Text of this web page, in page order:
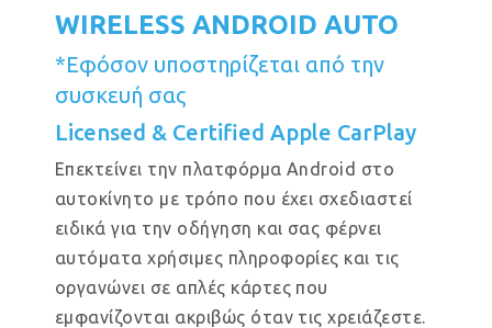
WIRELESS ANDROID AUTO
*Εφόσον υποστηρίζεται από την
συσκευή σας
Licensed & Certified Apple CarPlay
Επεκτείνει την πλατφόρμα Android στο
αυτοκίνητο με τρόπο που έχει σχεδιαστεί
ειδικά για την οδήγηση και σας φέρνει
αυτόματα χρήσιμες πληροφορίες και τις
οργανώνει σε απλές κάρτες που
εμφανίζονται ακριβώς όταν τις χρειάζεστε.